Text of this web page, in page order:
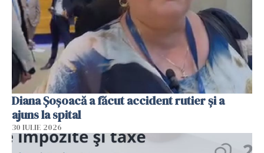
Diana Șoșoacă a făcut accident rutier și a
ajuns la spital
30 IULIE 2026